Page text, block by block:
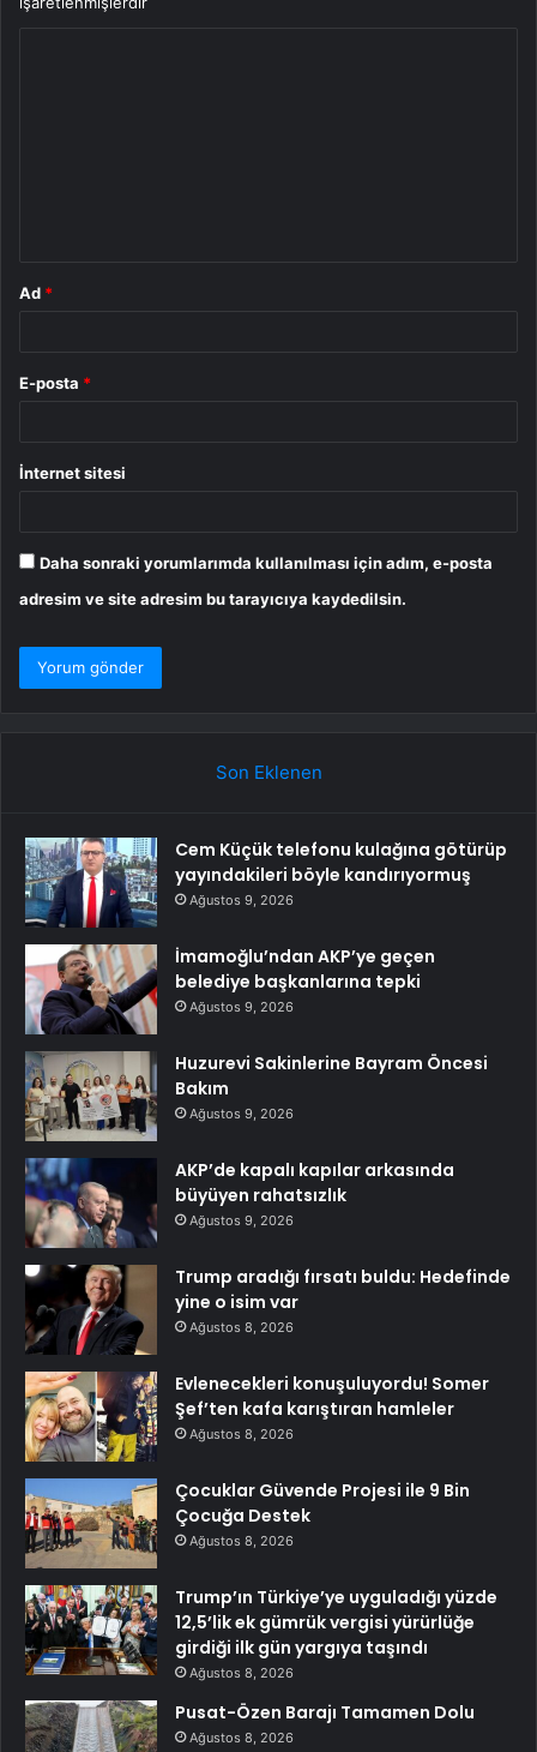
Ad *
E-posta *
İnternet sitesi
Daha sonraki yorumlarımda kullanılması için adım, e-posta
adresim ve site adresim bu tarayıcıya kaydedilsin.
Son Eklenen
Cem Küçük telefonu kulağına götürüp
yayındakileri böyle kandırıyormuş
Ağustos 9, 2026
İmamoğlu’ndan AKP’ye geçen
belediye başkanlarına tepki
Ağustos 9, 2026
Huzurevi Sakinlerine Bayram Öncesi
Bakım
Ağustos 9, 2026
AKP’de kapalı kapılar arkasında
büyüyen rahatsızlık
Ağustos 9, 2026
Trump aradığı fırsatı buldu: Hedefinde
yine o isim var
Ağustos 8, 2026
Evlenecekleri konuşuluyordu! Somer
Şef’ten kafa karıştıran hamleler
Ağustos 8, 2026
Çocuklar Güvende Projesi ile 9 Bin
Çocuğa Destek
Ağustos 8, 2026
Trump’ın Türkiye’ye uyguladığı yüzde
12,5’lik ek gümrük vergisi yürürlüğe
girdiği ilk gün yargıya taşındı
Ağustos 8, 2026
Pusat-Özen Barajı Tamamen Dolu
Ağustos 8, 2026